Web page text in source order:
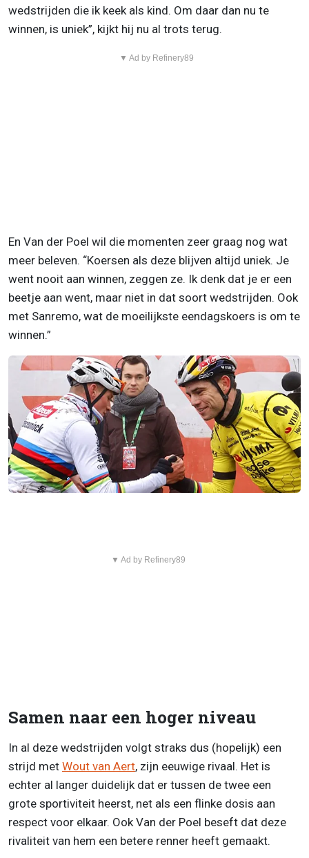
wedstrijden die ik keek als kind. Om daar dan nu te
winnen, is uniek”, kijkt hij nu al trots terug.
▼ Ad by Refinery89
En Van der Poel wil die momenten zeer graag nog wat
meer beleven. “Koersen als deze blijven altijd uniek. Je
went nooit aan winnen, zeggen ze. Ik denk dat je er een
beetje aan went, maar niet in dat soort wedstrijden. Ook
met Sanremo, wat de moeilijkste eendagskoers is om te
winnen.”
▼ Ad by Refinery89
Samen naar een hoger niveau
In al deze wedstrijden volgt straks dus (hopelijk) een
strijd met Wout van Aert, zijn eeuwige rivaal. Het is
echter al langer duidelijk dat er tussen de twee een
grote sportiviteit heerst, net als een flinke dosis aan
respect voor elkaar. Ook Van der Poel beseft dat deze
rivaliteit van hem een betere renner heeft gemaakt.